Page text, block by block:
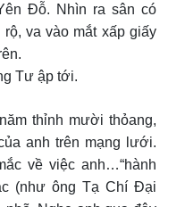
Đỗ. Nhìn ra sân có
va vào mắt xấp giấy
Tư ập tới.
thỉnh mười thỏang,
anh trên mạng lưới.
về việc anh…“hành
(như ông Tạ Chí Đại